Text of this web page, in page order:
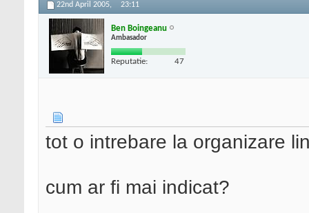
22nd April 2005, 23:11
Ben Boingeanu
Ambasador
Reputatie: 47
tot o intrebare la organizare
cum ar fi mai indicat?